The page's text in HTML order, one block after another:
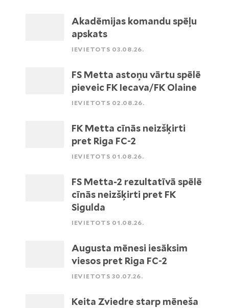
Akadēmijas komandu spēļu
apskats
IEVIETOTS 03.08.26.
FS Metta astoņu vārtu spēlē
pieveic FK Iecava/FK Olaine
IEVIETOTS 02.08.26.
FK Metta cīnās neizšķirti
pret Riga FC-2
IEVIETOTS 01.08.26.
FS Metta-2 rezultatīvā spēlē
cīnās neizšķirti pret FK
Sigulda
IEVIETOTS 01.08.26.
Augusta mēnesi iesāksim
viesos pret Riga FC-2
IEVIETOTS 30.07.26.
Keita Zviedre starp mēneša